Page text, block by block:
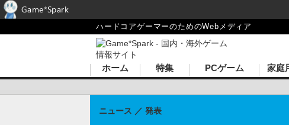
ハードコアゲーマーのためのWebメディア
ホーム 特集 PCゲーム 家庭
ニュース 発表
Game*Spark